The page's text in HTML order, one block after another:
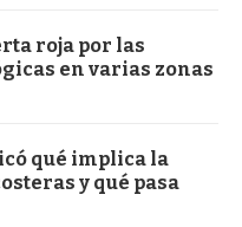
roja por las
en varias zonas
qué implica la
y qué pasa